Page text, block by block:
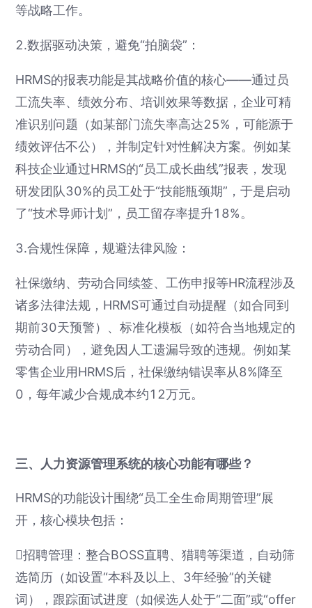
等战略工作。
2.数据驱动决策，避免“拍脑袋”：
HRMS的报表功能是其战略价值的核心——通过员
工流失率、绩效分布、培训效果等数据，企业可精
准识别问题（如某部门流失率高达25%，可能源于
绩效评估不公），并制定针对性解决方案。例如某
科技企业通过HRMS的“员工成长曲线”报表，发现
研发团队30%的员工处于“技能瓶颈期”，于是启动
了“技术导师计划”，员工留存率提升18%。
3.合规性保障，规避法律风险：
社保缴纳、劳动合同续签、工伤申报等HR流程涉及
诸多法律法规，HRMS可通过自动提醒（如合同到
期前30天预警）、标准化模板（如符合当地规定的
劳动合同），避免因人工遗漏导致的违规。例如某
零售企业用HRMS后，社保缴纳错误率从8%降至
0，每年减少合规成本约12万元。
三、人力资源管理系统的核心功能有哪些？
HRMS的功能设计围绕“员工全生命周期管理”展
开，核心模块包括：
招聘管理：整合BOSS直聘、猎聘等渠道，自动筛
选简历（如设置“本科及以上、3年经验”的关键
词），跟踪面试进度（如候选人处于“二面”或“offer